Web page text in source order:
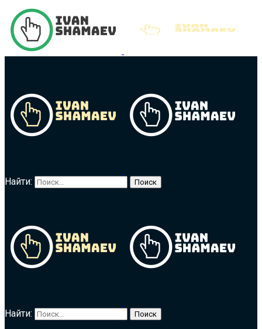
Найти:
Найти: